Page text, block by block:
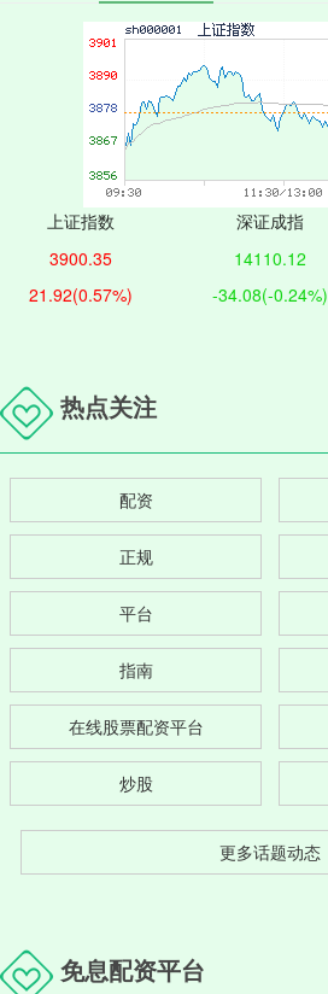
上证指数
3900.35
21.92(0.57%)
深证成指
14110.12
-34.08(-0.24%)
热点关注
配资
正规
平台
指南
在线股票配资平台
炒股
更多话题动态
免息配资平台